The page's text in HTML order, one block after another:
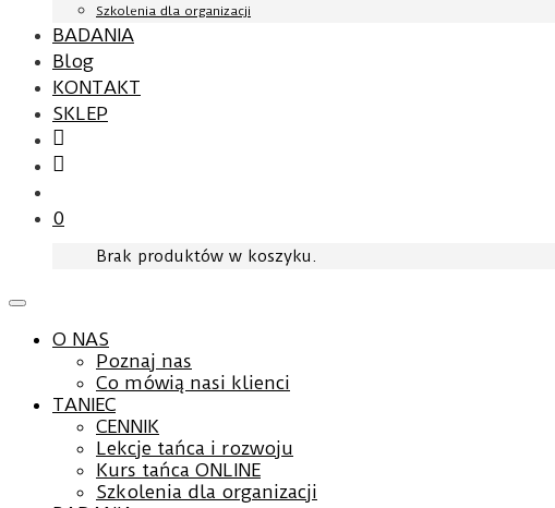
Szkolenia dla organizacji
BADANIA
Blog
KONTAKT
SKLEP
0
Brak produktów w koszyku.
O NAS
Poznaj nas
Co mówią nasi klienci
TANIEC
CENNIK
Lekcje tańca i rozwoju
Kurs tańca ONLINE
Szkolenia dla organizacji